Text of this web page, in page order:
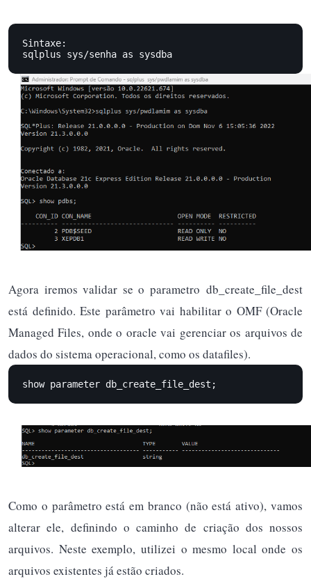
Sintaxe:
sqlplus sys/senha as sysdba
Agora iremos validar se o parametro db_create_file_dest
está definido. Este parâmetro vai habilitar o OMF (Oracle
Managed Files, onde o oracle vai gerenciar os arquivos de
dados do sistema operacional, como os datafiles).
show parameter db_create_file_dest;
Como o parâmetro está em branco (não está ativo), vamos
alterar ele, definindo o caminho de criação dos nossos
arquivos. Neste exemplo, utilizei o mesmo local onde os
arquivos existentes já estão criados.